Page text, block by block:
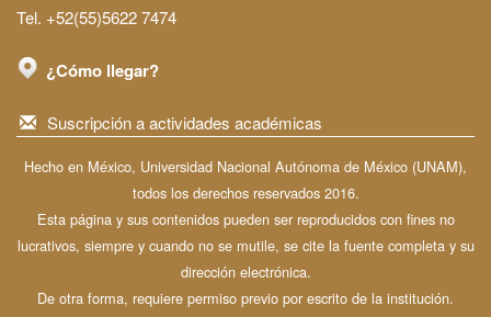
Tel. +52(55)5622 7474
¿Cómo llegar?
Suscripción a actividades académicas
Hecho en México, Universidad Nacional Autónoma de México (UNAM),
todos los derechos reservados 2016.
Esta página y sus contenidos pueden ser reproducidos con fines no
lucrativos, siempre y cuando no se mutile, se cite la fuente completa y su
dirección electrónica.
De otra forma, requiere permiso previo por escrito de la institución.